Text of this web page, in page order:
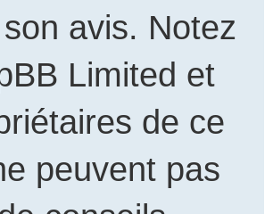
avis. Notez
Limited et
de ce
peuvent pas